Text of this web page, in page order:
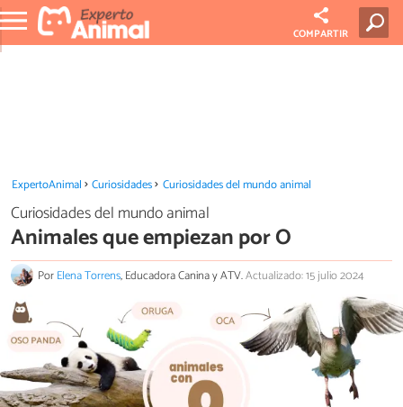
COMPARTIR
ExpertoAnimal Curiosidades Curiosidades del mundo animal
Curiosidades del mundo animal
Animales que empiezan por O
PorElena Torrens, Educadora Canina y ATV.Actualizado: 15 julio 2024